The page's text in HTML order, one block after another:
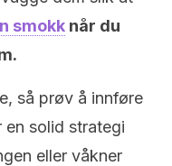
smokk når du
så prøv å innføre
en solid strategi
eller våkner